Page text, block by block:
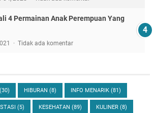
4 Permainan Anak Perempuan Yang
Tidak ada komentar
(30) HIBURAN (8) INFO MENARIK (81)
(5) KESEHATAN (89) KULINER (8)